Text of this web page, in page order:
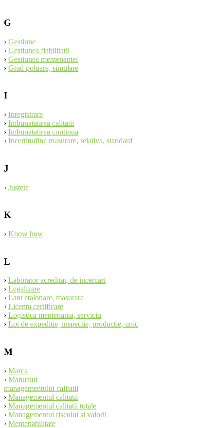
G
› Gestiune
› Gestiunea fiabilitatii
› Gestiunea mentenantei
› Grad poluare, simulare
I
› Inregistrare
› Imbunatatirea calitatii
› Imbunatatirea continua
› Incertitudine masurare, relativa, standard
J
› Justete
K
› Know how
L
› Laborator acreditat, de incercari
› Legalizare
› Lant etalonare, masurare
› Licenta certificare
› Logistica mentenanta, serviciu
› Lot de expeditie, inspectie, productie, unic
M
› Marca
› Manualul
managementului calitatii
› Managementul calitatii
› Managementul calitatii totale
› Managementul riscului si valorii
› Mentenabilitate